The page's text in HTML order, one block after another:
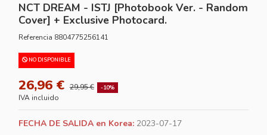
NCT DREAM - ISTJ [Photobook Ver. - Random
Cover] + Exclusive Photocard.
Referencia 8804775256141
NO DISPONIBLE
26,96 € 29,95 € -10%
IVA incluido
FECHA DE SALIDA en Korea: 2023-07-17